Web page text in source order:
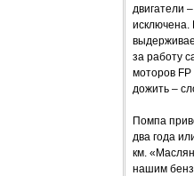
двигатели
исключена.
за работу
моторов
дожить –
Помпа
два года
км.
нашим